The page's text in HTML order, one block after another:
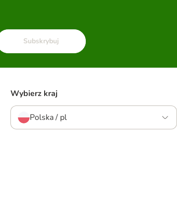
Subskrybuj
Wybierz kraj
Polska / pl